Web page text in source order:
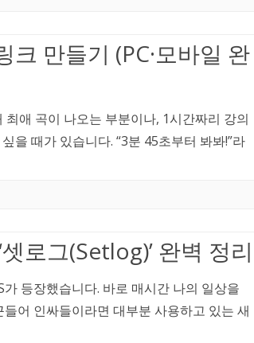
만들기 (PC·모바일 완
애 곡이 나오는 부분이나, 1시간짜리 강의
을 때가 있습니다. “3분 45초부터 봐봐!”라
로그(Setlog)’ 완벽 정리
가 등장했습니다. 바로 매시간 나의 일상을
어 인싸들이라면 대부분 사용하고 있는 새